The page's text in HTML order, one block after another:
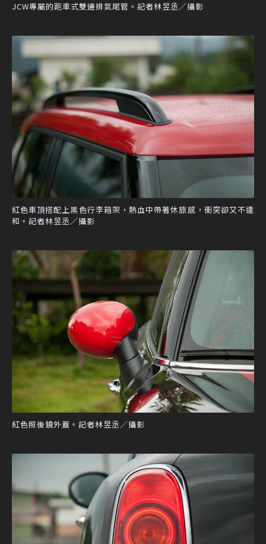
JCW專屬的跑車式雙邊排氣尾管。記者林昱丞／攝影
紅色車頂搭配上黑色行李箱架，熱血中帶著休旅感，衝突卻又不違
和。記者林昱丞／攝影
紅色照後鏡外蓋。記者林昱丞／攝影